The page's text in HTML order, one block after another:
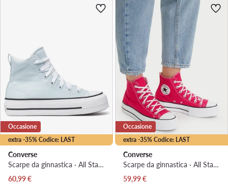
extra -35% Codice: LAST
Occasione
Converse
Scarpe da ginnastica · All Star · Grigio
Prezzo attuale
60,99€
extra -35% Codice: LAST
Occasione
Converse
Scarpe da ginnastica · All Star · Rosa
Prezzo attuale
59,99€